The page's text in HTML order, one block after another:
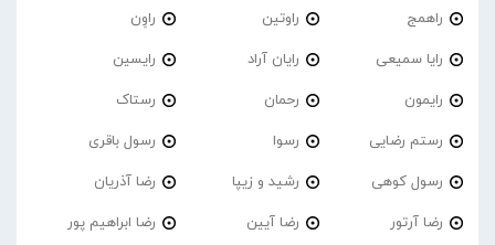
راهمج راوتین راوِن
رایا سمیعی رایان آراد رایسین
رایمون رحمان رستاک
رستم رضایی رسوا رسول باقری
رسول کوهی رشید و زیپا رضا آذریان
رضا آرتور رضا آیین رضا ابراهیم پور